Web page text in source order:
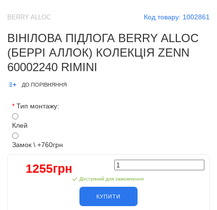
Код товару: 1002861
BERRY ALLOC
ВІНІЛОВА ПІДЛОГА BERRY ALLOC
(БЕРРІ АЛЛОК) КОЛЕКЦІЯ ZENN
60002240 RIMINI
ДО ПОРІВНЯННЯ
* Тип монтажу:
Клей
Замок \ +760грн
1255грн
Доступний для замовлення
КУПИТИ